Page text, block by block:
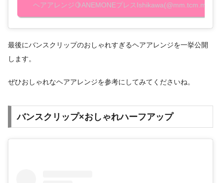
ヘアアレンジ🍋ANEMONEプレスIshikawa(@mm.tcm.mm)
最後にバンスクリップのおしゃれすぎるヘアアレンジを一挙公開
します。
ぜひおしゃれなヘアアレンジを参考にしてみてくださいね。
バンスクリップ×おしゃれハーフアップ